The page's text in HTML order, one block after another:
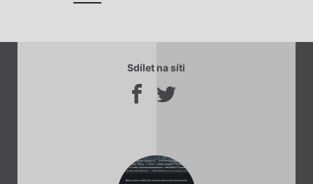
Sdílet na síti